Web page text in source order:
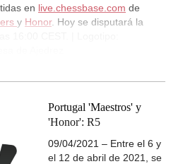
en live.chessbase.com de
y Honor. Hoy se disputará la
Portugal 'Maestros' y
'Honor': R5
09/04/2021 – Entre el 6 y
el 12 de abril de 2021, se